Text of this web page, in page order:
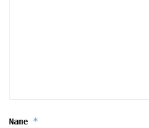
Name *